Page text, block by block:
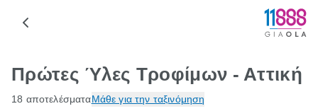
Πρώτες Ύλες Τροφίμων - Αττική
18 αποτελέσματαΜάθε για την ταξινόμηση